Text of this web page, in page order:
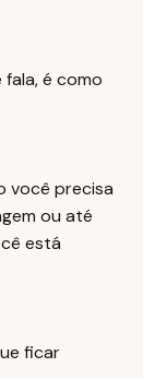
é como
você precisa
ou até
está
ficar